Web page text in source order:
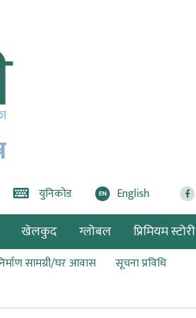
युनिकोड EN English
खेलकुद ग्लोबल प्रिमियम स्टोरी
सामग्री/घर आवास
सूचना प्रविधि